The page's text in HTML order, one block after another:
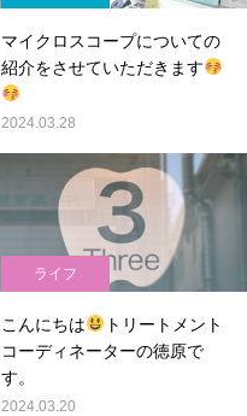
マイクロスコープについての
紹介をさせていただきます
2024.03.28
ライフ
こんにちは
トリートメント
コーディネーターの徳原で
す。
2024.03.20